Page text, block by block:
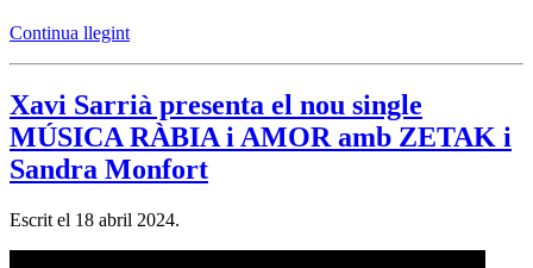
Continua llegint
Xavi Sarrià presenta el nou single
MÚSICA RÀBIA i AMOR amb ZETAK i
Sandra Monfort
Escrit el 18 abril 2024.